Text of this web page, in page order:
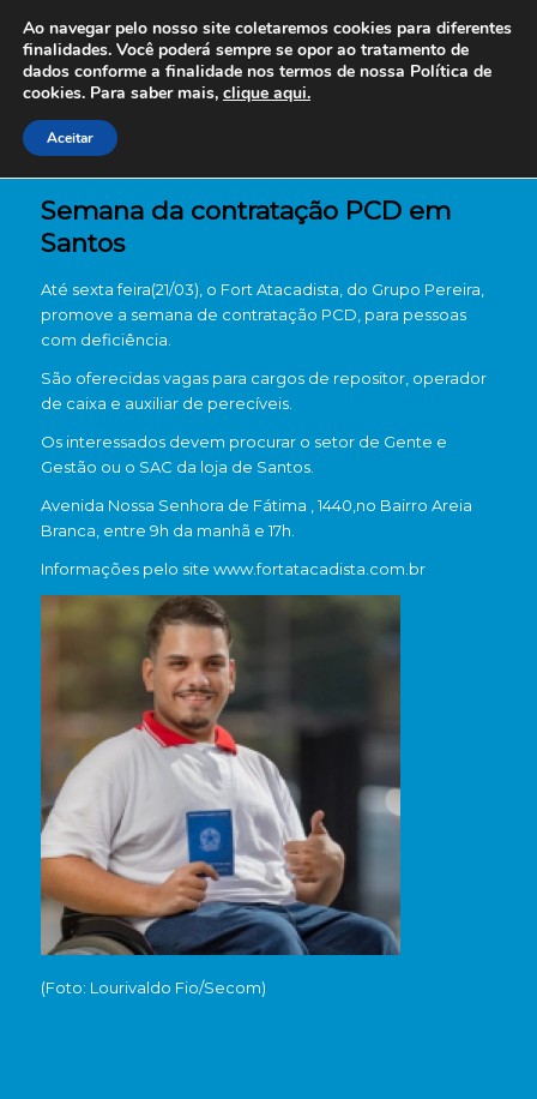
Semana da contratação PCD em
Santos
Até sexta feira(21/03), o Fort Atacadista, do Grupo Pereira,
promove a semana de contratação PCD, para pessoas
com deficiência.
São oferecidas vagas para cargos de repositor, operador
de caixa e auxiliar de perecíveis.
Os interessados devem procurar o setor de Gente e
Gestão ou o SAC da loja de Santos.
Avenida Nossa Senhora de Fátima , 1440,no Bairro Areia
Branca, entre 9h da manhã e 17h.
Informações pelo site www.fortatacadista.com.br
(Foto: Lourivaldo Fio/Secom)
Ao navegar pelo nosso site coletaremos cookies para diferentes
finalidades. Você poderá sempre se opor ao tratamento de
dados conforme a finalidade nos termos de nossa Política de
cookies. Para saber mais, clique aqui.
Aceitar